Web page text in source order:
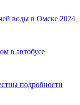
воды в Омске 2024
в автобусе
подробности